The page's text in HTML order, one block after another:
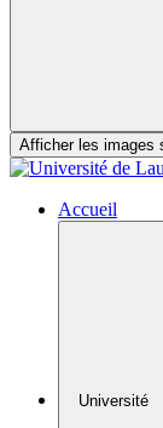
Afficher les images
Accueil
Université